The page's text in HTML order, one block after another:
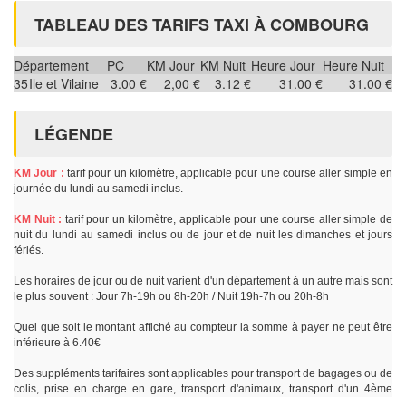
TABLEAU DES TARIFS TAXI À COMBOURG
Département PC KM Jour KM Nuit Heure Jour Heure Nuit
35Ile et Vilaine 3.00 € 2,00 € 3.12 € 31.00 € 31.00 €
LÉGENDE
KM Jour : tarif pour un kilomètre, applicable pour une course aller simple en
journée du lundi au samedi inclus.
KM Nuit : tarif pour un kilomètre, applicable pour une course aller simple de
nuit du lundi au samedi inclus ou de jour et de nuit les dimanches et jours
fériés.
Les horaires de jour ou de nuit varient d'un département à un autre mais sont
le plus souvent : Jour 7h-19h ou 8h-20h / Nuit 19h-7h ou 20h-8h
Quel que soit le montant affiché au compteur la somme à payer ne peut être
inférieure à 6.40€
Des suppléments tarifaires sont applicables pour transport de bagages ou de
colis, prise en charge en gare, transport d'animaux, transport d'un 4ème